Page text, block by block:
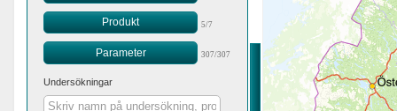
Produkt 5/7
Parameter 307/307
Undersökningar